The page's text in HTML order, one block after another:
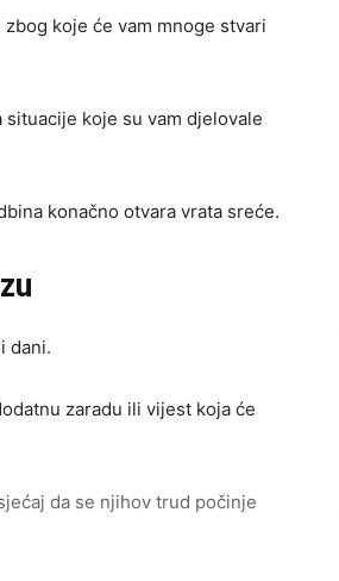
koje će vam mnoge stvari
koje su vam djelovale
konačno otvara vrata sreće.
dani.
zaradu ili vijest koja će
da se njihov trud počinje